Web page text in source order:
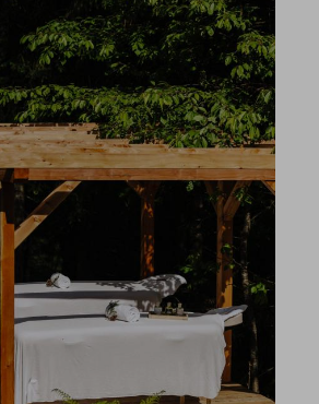
Suchen